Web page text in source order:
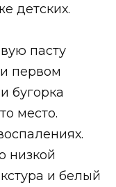
детских.
пасту
первом
бугорка
место.
низкой
и белый